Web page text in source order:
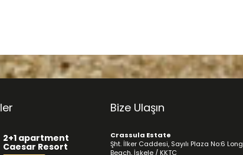
2+1 apartment
Caesar Resort
Bize Ulaşın
Crassula Estate
Şht. İlker Caddesi, Sayılı Plaza No:6 Long
Beach, İskele / KKTC